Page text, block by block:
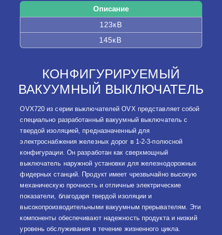
Описание
123кВ
145кВ
КОНФИГУРИРУЕМЫЙ
ВАКУУМНЫЙ ВЫКЛЮЧАТЕЛЬ
OVX720 из серии выключателей OVX представляет собой
специально разработанный вакуумный выключатель с
твердой изоляцией, предназначенный для
электроснабжения железных дорог в 1-2-3-полюсной
конфигурации. Он разработан как сверхмощный
выключатель наружной установки для железнодорожных
фидерных станций. Продукт имеет чрезвычайно высокую
механическую прочность и отличные электрические
показатели, благодаря твердой изоляции и
высокопроизводительными вакуумным прерывателям. Эти
компоненты обеспечивают надежность продукта и низкий
уровень обслуживания в течение жизненного цикла.